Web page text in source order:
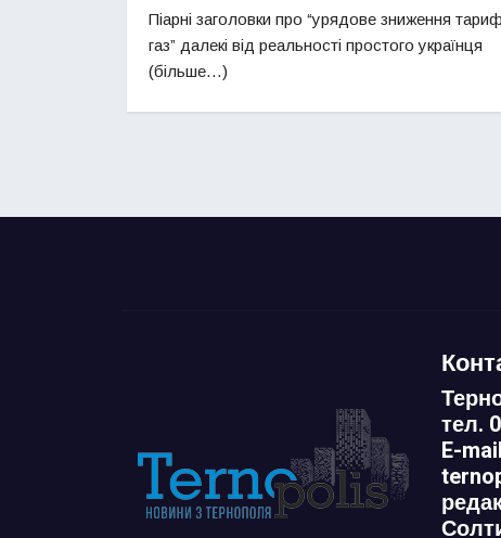
Піарні заголовки про “урядове зниження
газ” далекі від реальності простого українця
(більше…)
тел.
E-